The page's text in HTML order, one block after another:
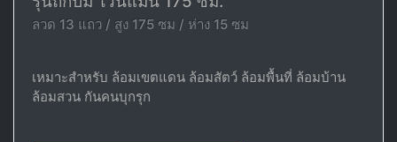
ลวด 13 แถว / สูง 175 ซม / ห่าง 15 ซม
เหมาะสำหรับ ล้อมเขตแดน ล้อมสัตว์ ล้อมพื้นที่ ล้อมบ้าน
ล้อมสวน กันคนบุกรุก